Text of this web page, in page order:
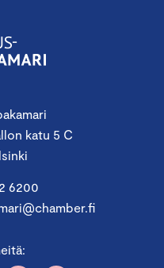
katu 5 C
6200